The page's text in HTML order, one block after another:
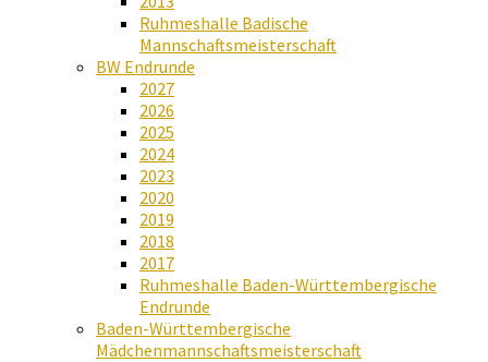
Ruhmeshalle Badische
Mannschaftsmeisterschaft
BW Endrunde
2027
2026
2025
2024
2023
2020
2019
2018
2017
Ruhmeshalle Baden-Württembergische
Endrunde
Baden-Württembergische
Mädchenmannschaftsmeisterschaft